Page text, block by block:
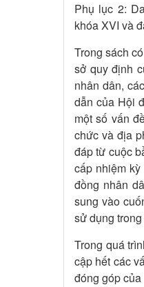
Phụ lục 2:
khóa XVI và
Trong sách
sở quy định
nhân dân,
dẫn của Hội
một số vấn
chức và địa
đáp từ cuộc
cấp nhiệm
đồng nhân
sung vào
sử dụng
Trong quá
cập hết các
đóng góp